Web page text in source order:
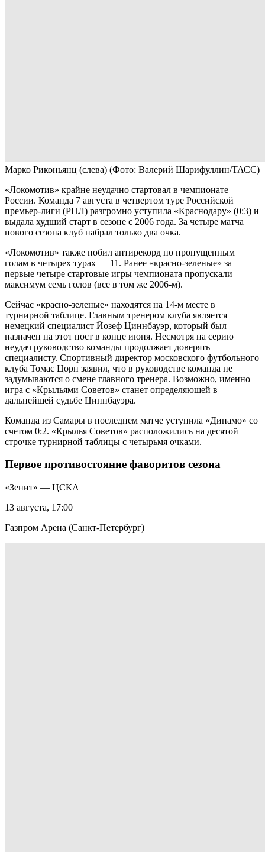
Марко Риконьянц (слева) (Фото: Валерий Шарифуллин/ТАСС)
«Локомотив» крайне неудачно стартовал в чемпионате
России. Команда 7 августа в четвертом туре Российской
премьер-лиги (РПЛ) разгромно уступила «Краснодару» (0:3) и
выдала худший старт в сезоне с 2006 года. За четыре матча
нового сезона клуб набрал только два очка.
«Локомотив» также побил антирекорд по пропущенным
голам в четырех турах — 11. Ранее «красно-зеленые» за
первые четыре стартовые игры чемпионата пропускали
максимум семь голов (все в том же 2006-м).
Сейчас «красно-зеленые» находятся на 14-м месте в
турнирной таблице. Главным тренером клуба является
немецкий специалист Йозеф Циннбауэр, который был
назначен на этот пост в конце июня. Несмотря на серию
неудач руководство команды продолжает доверять
специалисту. Спортивный директор московского футбольного
клуба Томас Цорн заявил, что в руководстве команда не
задумываются о смене главного тренера. Возможно, именно
игра с «Крыльями Советов» станет определяющей в
дальнейшей судьбе Циннбауэра.
Команда из Самары в последнем матче уступила «Динамо» со
счетом 0:2. «Крылья Советов» расположились на десятой
строчке турнирной таблицы с четырьмя очками.
Первое противостояние фаворитов сезона
«Зенит» — ЦСКА
13 августа, 17:00
Газпром Арена (Санкт-Петербург)